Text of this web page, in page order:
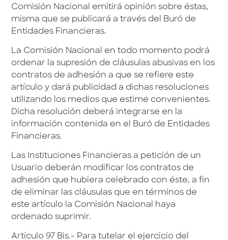
Comisión Nacional emitirá opinión sobre éstas,
misma que se publicará a través del Buró de
Entidades Financieras.
La Comisión Nacional en todo momento podrá
ordenar la supresión de cláusulas abusivas en los
contratos de adhesión a que se refiere este
artículo y dará publicidad a dichas resoluciones
utilizando los medios que estime convenientes.
Dicha resolución deberá integrarse en la
información contenida en el Buró de Entidades
Financieras.
Las Instituciones Financieras a petición de un
Usuario deberán modificar los contratos de
adhesión que hubiera celebrado con éste, a fin
de eliminar las cláusulas que en términos de
este artículo la Comisión Nacional haya
ordenado suprimir.
Artículo 97 Bis.- Para tutelar el ejercicio del